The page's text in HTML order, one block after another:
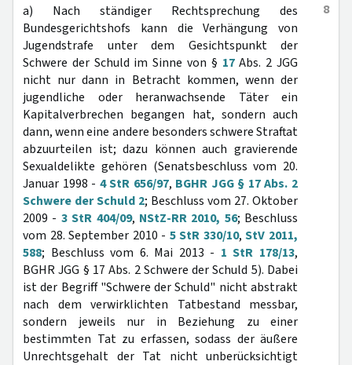
8
a) Nach ständiger Rechtsprechung des
Bundesgerichtshofs kann die Verhängung von
Jugendstrafe unter dem Gesichtspunkt der
Schwere der Schuld im Sinne von § 17Abs. 2 JGG
nicht nur dann in Betracht kommen, wenn der
jugendliche oder heranwachsende Täter ein
Kapitalverbrechen begangen hat, sondern auch
dann, wenn eine andere besonders schwere Straftat
abzuurteilen ist; dazu können auch gravierende
Sexualdelikte gehören (Senatsbeschluss vom 20.
Januar 1998 - 4 StR 656/97, BGHR JGG § 17 Abs. 2
Schwere der Schuld 2; Beschluss vom 27. Oktober
2009 - 3 StR 404/09, NStZ-RR 2010, 56; Beschluss
vom 28. September 2010 - 5 StR 330/10,StV 2011,
588; Beschluss vom 6. Mai 2013 - 1 StR 178/13,
BGHR JGG § 17 Abs. 2 Schwere der Schuld 5). Dabei
ist der Begriff "Schwere der Schuld" nicht abstrakt
nach dem verwirklichten Tatbestand messbar,
sondern jeweils nur in Beziehung zu einer
bestimmten Tat zu erfassen, sodass der äußere
Unrechtsgehalt der Tat nicht unberücksichtigt